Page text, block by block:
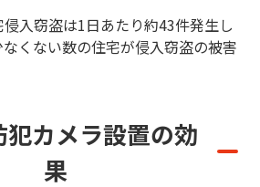
入窃盗は1日あたり約43件発生し
くない数の住宅が侵入窃盗の被害
犯カメラ設置の効
果